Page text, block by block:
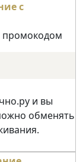
промокодом
и вы
обменять